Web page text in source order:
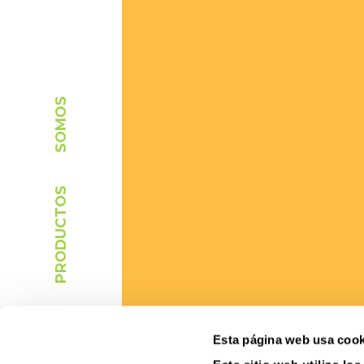
Esta página web usa
PRODUCTOS
SOMOS